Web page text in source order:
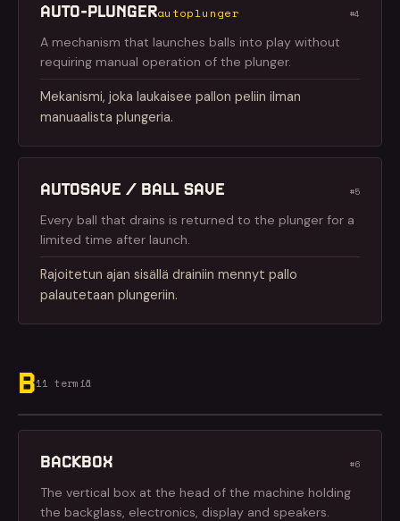
AUTO-PLUNGERautoplunger #4
A mechanism that launches balls into play without
requiring manual operation of the plunger.
Mekanismi, joka laukaisee pallon peliin ilman
manuaalista plungeria.
AUTOSAVE / BALL SAVE #5
Every ball that drains is returned to the plunger for a
limited time after launch.
Rajoitetun ajan sisällä drainiin mennyt pallo
palautetaan plungeriin.
B11 termiä
BACKBOX #6
The vertical box at the head of the machine holding
the backglass, electronics, display and speakers.